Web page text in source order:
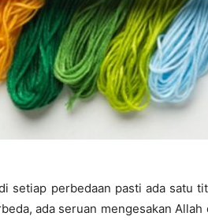
setiap perbedaan pasti ada satu
ada seruan mengesakan